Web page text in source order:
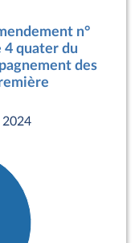
n°
4 quater du
des
2024